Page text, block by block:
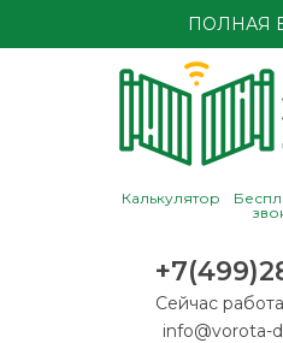
ПОЛНАЯ
Калькулятор
Сейчас
info@vorota-